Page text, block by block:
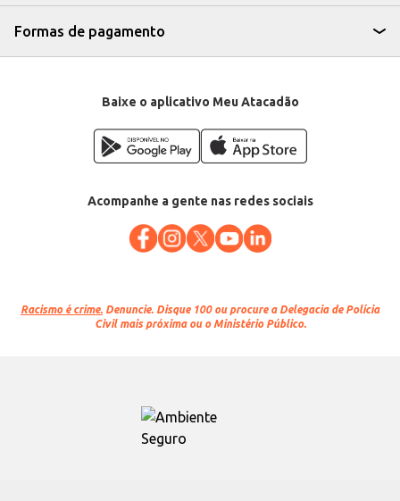
Formas de pagamento
Baixe o aplicativo Meu Atacadão
Acompanhe a gente nas redes sociais
Racismo é crime. Denuncie. Disque 100 ou procure a Delegacia de Polícia
Civil mais próxima ou o Ministério Público.